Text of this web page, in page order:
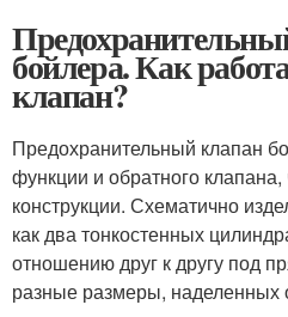
бойлера. Как
клапан?
Предохранительный клапан
функции и обратного клапана,
конструкции. Схематично
как два тонкостенных
отношению друг к другу под
разные размеры, наделенных